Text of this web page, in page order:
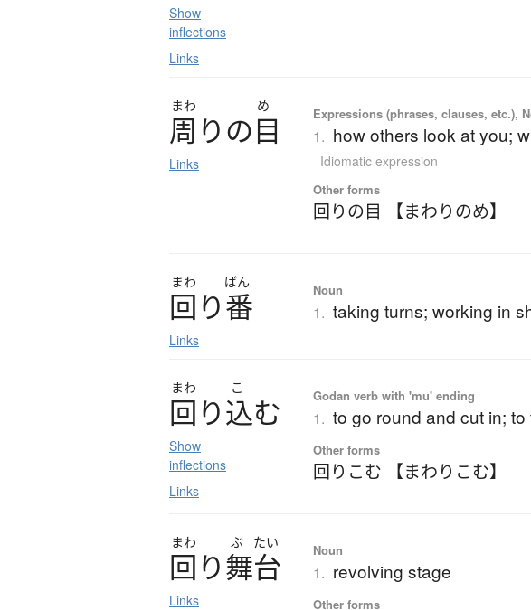
Show
inflections
Links
まわ め
周 りの目
Links
Expressions (phrases, clauses, etc.),
1. how others look at you;
Idiomatic expression
Other forms
回りの目 【まわりのめ】
まわ ばん
回り番
Links
Noun
1. taking turns; working in
まわ こ
回り込む
Show
inflections
Links
Godan verb with 'mu' ending
1. to go round and cut in;
Other forms
回りこむ 【まわりこむ】
まわ ぶ たい
回り舞台
Links
Noun
1. revolving stage
Other forms